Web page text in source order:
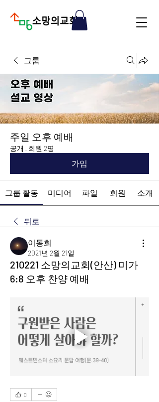
그룹
주일 오후 예배
공개 · 회원 2명
가입
그룹 활동 미디어 파일 회원 소개
뒤로
이동희
2021년 2월 21일
210221 소망의교회(안산) 미가
6:8 오후 찬양 예배
0